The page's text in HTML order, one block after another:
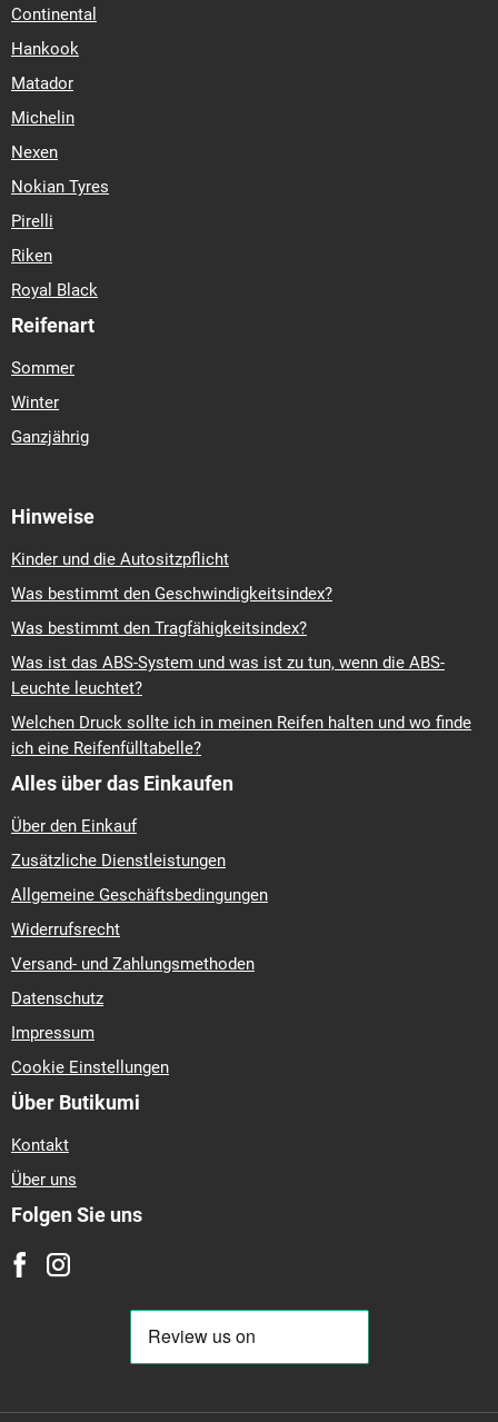
Continental
Hankook
Matador
Michelin
Nexen
Nokian Tyres
Pirelli
Riken
Royal Black
Reifenart
Sommer
Winter
Ganzjährig
Hinweise
Kinder und die Autositzpflicht
Was bestimmt den Geschwindigkeitsindex?
Was bestimmt den Tragfähigkeitsindex?
Was ist das ABS-System und was ist zu tun, wenn die ABS-
Leuchte leuchtet?
Welchen Druck sollte ich in meinen Reifen halten und wo finde
ich eine Reifenfülltabelle?
Alles über das Einkaufen
Über den Einkauf
Zusätzliche Dienstleistungen
Allgemeine Geschäftsbedingungen
Widerrufsrecht
Versand- und Zahlungsmethoden
Datenschutz
Impressum
Cookie Einstellungen
Über Butikumi
Kontakt
Über uns
Folgen Sie uns